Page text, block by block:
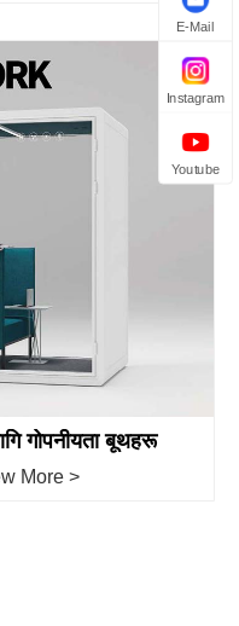
गोपनीयता बूथहरू
More >
E-Mail
Instagram
Youtube